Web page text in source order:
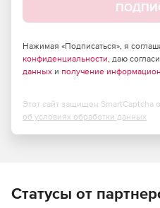
Нажимая «Подписаться», я
конфиденциальности, даю
данных и получение
Этот сайт защищен SmartCaptcha
об условиях обработки данных
Статусы от